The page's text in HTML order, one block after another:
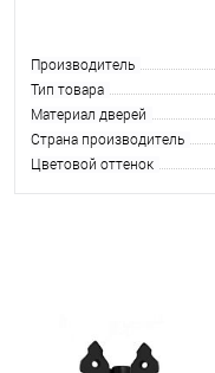
Производитель
Тип товара
Материал дверей
Страна производитель
Цветовой оттенок